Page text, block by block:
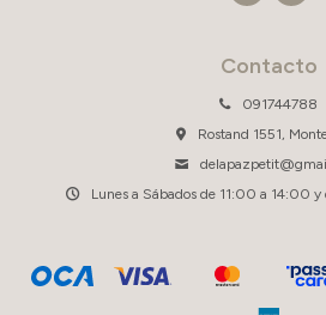
Contacto
091744788
Rostand 1551,
Lunes a Sábados de 11:00 a 14:00